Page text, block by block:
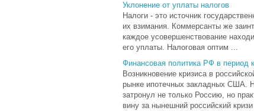
Уклонение от уплаты налогов
Налоги - это источник
их взимания. Коммерсанты же
каждое усовершенствование
его уплаты. Налоговая оптим ...
Финансовая политика РФ в период
Возникновение кризиса в
рынке ипотечных закладных США.
затронул не только Россию, но
вину за нынешний российский